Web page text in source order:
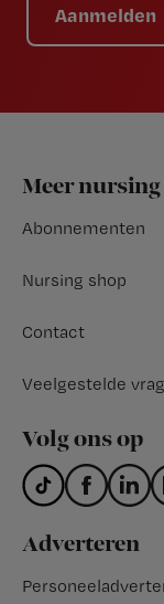
Aanmelden
Footer
Meer nursing
Abonnementen
Nursing shop
Contact
Veelgestelde
Volg ons op
Adverteren